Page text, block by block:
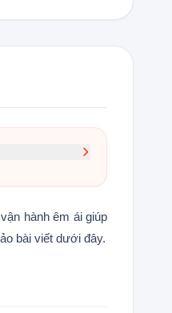
hành êm ái giúp
bài viết dưới đây.